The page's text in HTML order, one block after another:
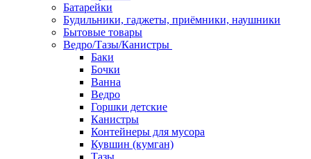
Батарейки
Будильники, гаджеты, приёмники, наушники
Бытовые товары
Ведро/Тазы/Канистры
Баки
Бочки
Ванна
Ведро
Горшки детские
Канистры
Контейнеры для мусора
Кувшин (кумган)
Тазы